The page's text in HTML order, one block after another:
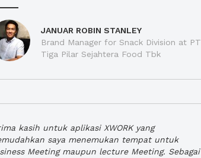
JANUAR ROBIN STANLEY
Brand Manager for Snack Division at PT
Tiga Pilar Sejahtera Food Tbk
kasih untuk aplikasi XWORK yang
saya menemukan tempat untuk
Meeting maupun lecture Meeting. Sebagai